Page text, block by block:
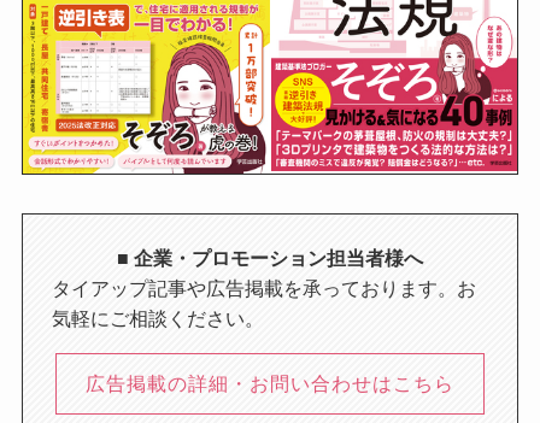
■ 企業・プロモーション担当者様へ
タイアップ記事や広告掲載を承っております。お
気軽にご相談ください。
広告掲載の詳細・お問い合わせはこちら